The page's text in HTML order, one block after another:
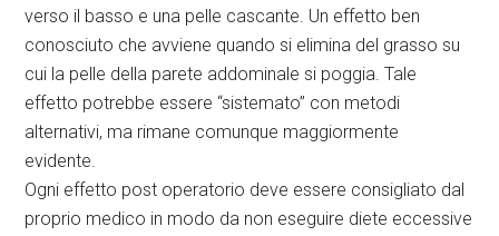
verso il basso e una pelle cascante. Un effetto ben
conosciuto che avviene quando si elimina del grasso su
cui la pelle della parete addominale si poggia. Tale
effetto potrebbe essere “sistemato” con metodi
alternativi, ma rimane comunque maggiormente
evidente.
Ogni effetto post operatorio deve essere consigliato dal
proprio medico in modo da non eseguire diete eccessive